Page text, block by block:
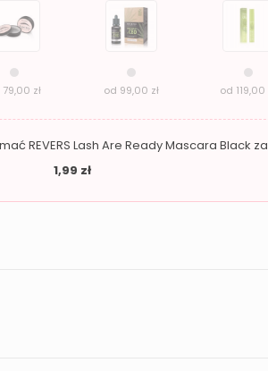
79,00 zł od 99,00 zł od 119,00
REVERS Lash Are Ready Mascara Black za
1,99 zł